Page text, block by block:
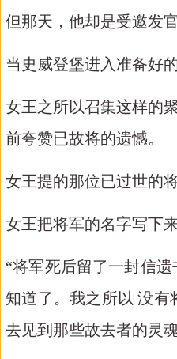
但那天，他却是受邀发
当史威登堡进入准备好
女王之所以召集这样的
前夸赞已故将的遗憾。
女王提的那位已过世的
女王把将军的名字写下
“将军死后留了一封信
知道了。我之所以 没
去见到那些故去者的灵